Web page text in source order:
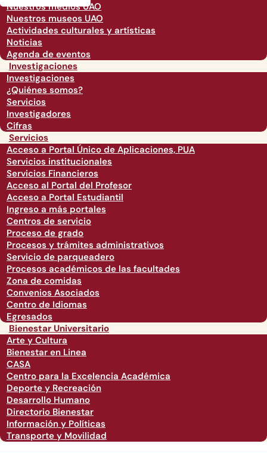
Nuestros medios UAO
Nuestros museos UAO
Actividades culturales y artísticas
Noticias
Agenda de eventos
Investigaciones
Investigaciones
¿Quiénes somos?
Servicios
Investigadores
Cifras
Servicios
Acceso a Portal Único de Aplicaciones, PUA
Servicios institucionales
Servicios Financieros
Acceso al Portal del Profesor
Acceso a Portal Estudiantil
Ingreso a más portales
Centros de servicio
Proceso de grado
Procesos y trámites administrativos
Servicio de parqueadero
Procesos académicos de las facultades
Zona de comidas
Convenios Asociados
Centro de Idiomas
Egresados
Bienestar Universitario
Arte y Cultura
Bienestar en Linea
CASA
Centro para la Excelencia Académica
Deporte y Recreación
Desarrollo Humano
Directorio Bienestar
Información y Políticas
Transporte y Movilidad